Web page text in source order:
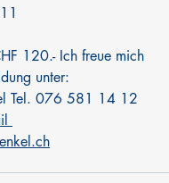
120.- Ich freue mich
unter:
Tel. 076 581 14 12